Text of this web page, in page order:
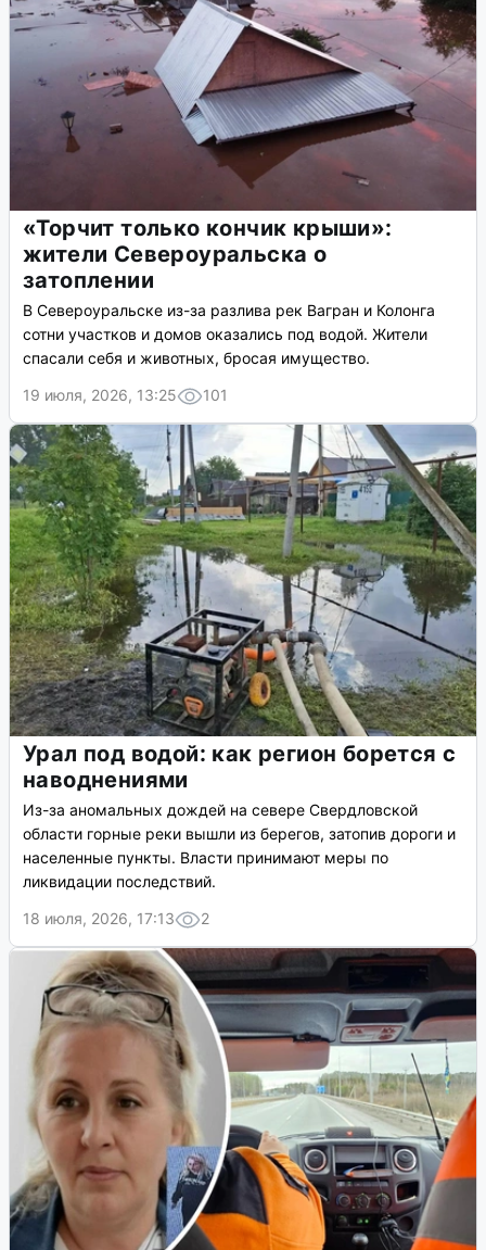
«Торчит только кончик крыши»:
жители Североуральска о
затоплении
В Североуральске из-за разлива рек Вагран и Колонга
сотни участков и домов оказались под водой. Жители
спасали себя и животных, бросая имущество.
19 июля, 2026, 13:25
101
Урал под водой: как регион борется с
наводнениями
Из-за аномальных дождей на севере Свердловской
области горные реки вышли из берегов, затопив дороги и
населенные пункты. Власти принимают меры по
ликвидации последствий.
18 июля, 2026, 17:13
2